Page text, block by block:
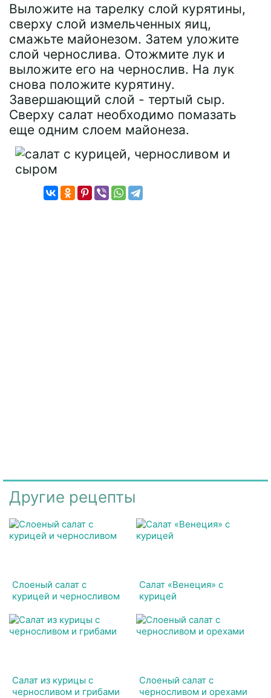
Выложите на тарелку слой курятины,
сверху слой измельченных яиц,
смажьте майонезом. Затем уложите
слой чернослива. Отожмите лук и
выложите его на чернослив. На лук
снова положите курятину.
Завершающий слой - тертый сыр.
Сверху салат необходимо помазать
еще одним слоем майонеза.
Другие рецепты
Слоеный салат с
курицей и черносливом
Салат «Венеция» с
курицей
Салат из курицы с
черносливом и грибами
Слоеный салат с
черносливом и орехами